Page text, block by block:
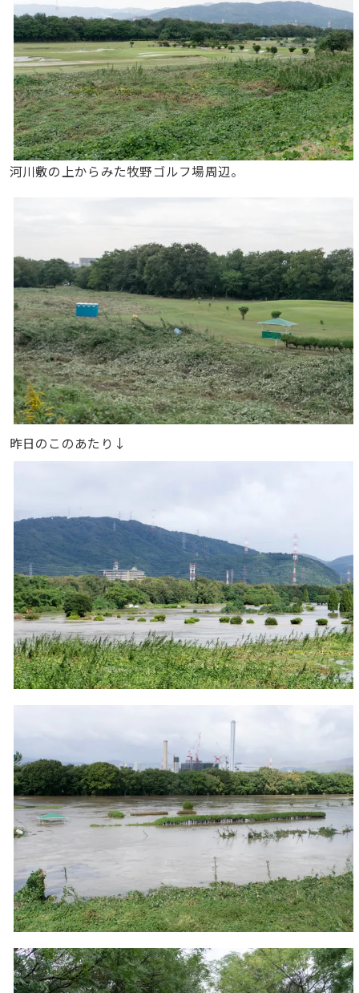
河川敷の上からみた牧野ゴルフ場周辺。
昨日のこのあたり↓